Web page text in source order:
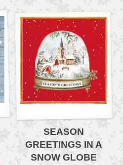
SEASON
GREETINGS IN A
SNOW GLOBE